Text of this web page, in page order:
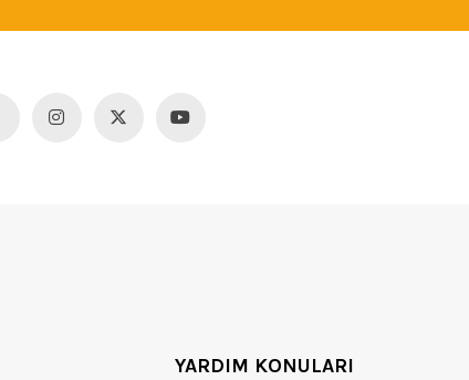
YARDIM KONULARI